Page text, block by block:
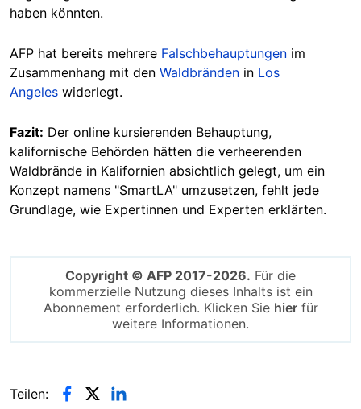
haben könnten.
AFP hat bereits mehrere Falschbehauptungen im
Zusammenhang mit den Waldbränden in Los
Angeles widerlegt.
Fazit: Der online kursierenden Behauptung,
kalifornische Behörden hätten die verheerenden
Waldbrände in Kalifornien absichtlich gelegt, um ein
Konzept namens "SmartLA" umzusetzen, fehlt jede
Grundlage, wie Expertinnen und Experten erklärten.
Copyright © AFP 2017-2026. Für die
kommerzielle Nutzung dieses Inhalts ist ein
Abonnement erforderlich. Klicken Sie hierfür
weitere Informationen.
Teilen: